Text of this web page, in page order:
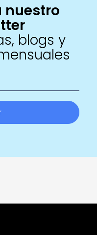
nuestro
blogs y